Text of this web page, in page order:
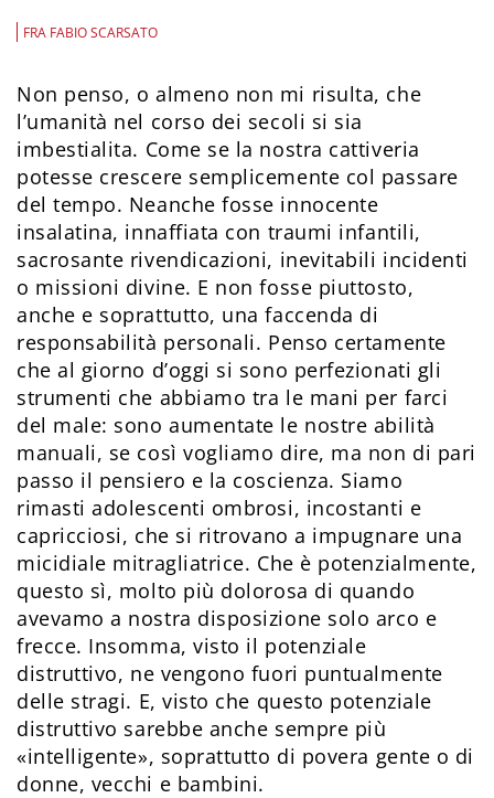
FRA FABIO SCARSATO
Non penso, o almeno non mi risulta, che
l’umanità nel corso dei secoli si sia
imbestialita. Come se la nostra cattiveria
potesse crescere semplicemente col passare
del tempo. Neanche fosse innocente
insalatina, innaffiata con traumi infantili,
sacrosante rivendicazioni, inevitabili incidenti
o missioni divine. E non fosse piuttosto,
anche e soprattutto, una faccenda di
responsabilità personali. Penso certamente
che al giorno d’oggi si sono perfezionati gli
strumenti che abbiamo tra le mani per farci
del male: sono aumentate le nostre abilità
manuali, se così vogliamo dire, ma non di pari
passo il pensiero e la coscienza. Siamo
rimasti adolescenti ombrosi, incostanti e
capricciosi, che si ritrovano a impugnare una
micidiale mitragliatrice. Che è potenzialmente,
questo sì, molto più dolorosa di quando
avevamo a nostra disposizione solo arco e
frecce. Insomma, visto il potenziale
distruttivo, ne vengono fuori puntualmente
delle stragi. E, visto che questo potenziale
distruttivo sarebbe anche sempre più
«intelligente», soprattutto di povera gente o di
donne, vecchi e bambini.